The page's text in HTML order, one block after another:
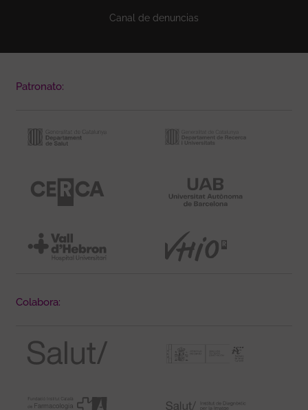
Canal de denuncias
Patronato:
Colabora: